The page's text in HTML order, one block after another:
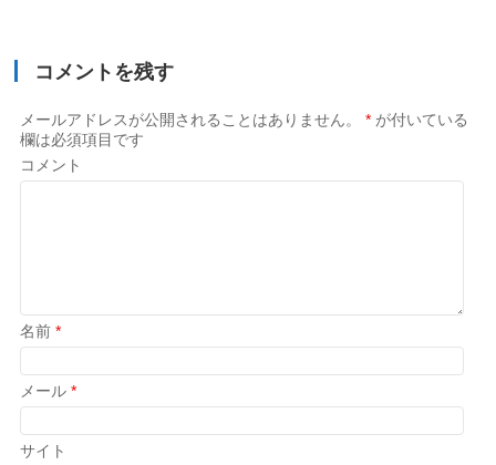
コメントを残す
メールアドレスが公開されることはありません。 * が付いている
欄は必須項目です
コメント
名前*
メール*
サイト